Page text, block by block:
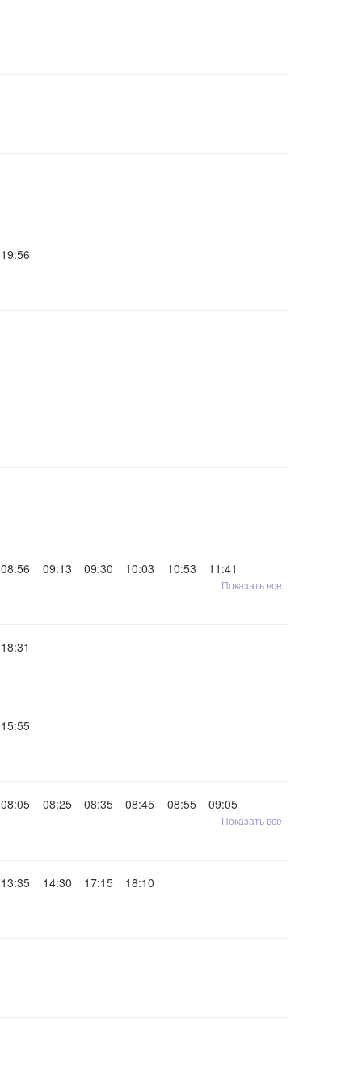
19:56
08:56 09:13 09:30 10:03 10:53
11:41
Показать все
18:31
15:55
08:05 08:25 08:35 08:45 08:55
09:05
Показать все
13:35 14:30 17:15 18:10